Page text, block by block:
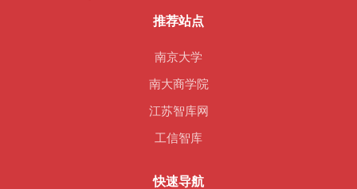
推荐站点
南京大学
南大商学院
江苏智库网
工信智库
快速导航